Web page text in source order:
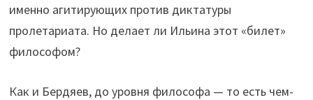
именно агитирующих против диктатуры
пролетариата. Но делает ли Ильина этот «билет»
философом?
Как и Бердяев, до уровня философа — то есть чем-